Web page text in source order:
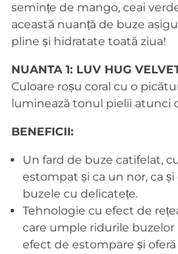
semințe de mango, ceai
această nuanță de buze
pline și hidratate toată ziua!
NUANTA 1: LUV HUG
Culoare roșu coral cu o
luminează tonul pielii atunci
BENEFICII:
Un fard de buze catifelat,
estompat și ca un nor, ca
buzele cu delicatețe.
Tehnologie cu efect de
care umple ridurile
efect de estompare și